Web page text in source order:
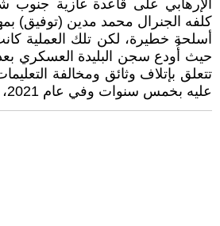
الإرهابي على قاعدة غازية جنوب
كلفه الجنرال محمد مدين (توفيق)
أسلحة خطيرة، لكن تلك العملية
حيث أُودع سجن البليدة العسكري
تتعلق بإتلاف وثائق ومخالفة
عليه بخمس سنوات وفي عام 2021، تمت تبرئته رسميًا.